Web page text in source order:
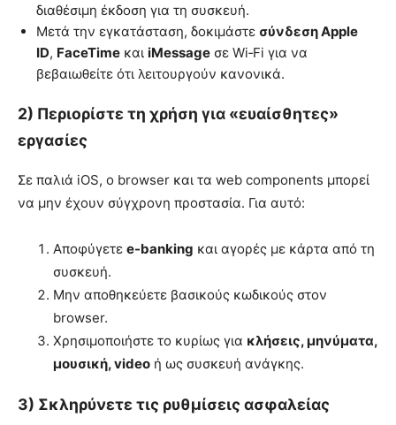
διαθέσιμη έκδοση για τη συσκευή.
Μετά την εγκατάσταση, δοκιμάστε σύνδεση Apple
ID, FaceTime και iMessage σε Wi‑Fi για να
βεβαιωθείτε ότι λειτουργούν κανονικά.
2) Περιορίστε τη χρήση για «ευαίσθητες»
εργασίες
Σε παλιά iOS, ο browser και τα web components μπορεί
να μην έχουν σύγχρονη προστασία. Για αυτό:
Αποφύγετε e-banking και αγορές με κάρτα από τη
συσκευή.
Μην αποθηκεύετε βασικούς κωδικούς στον
browser.
Χρησιμοποιήστε το κυρίως για κλήσεις, μηνύματα,
μουσική, video ή ως συσκευή ανάγκης.
3) Σκληρύνετε τις ρυθμίσεις ασφαλείας